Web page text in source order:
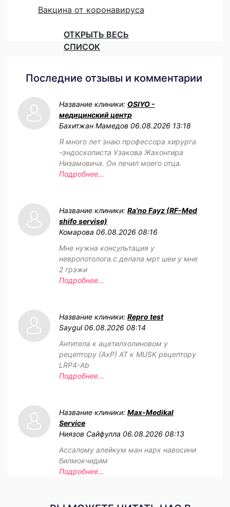
Вакцина от коронавируса
ОТКРЫТЬ ВЕСЬ
СПИСОК
Последние отзывы и комментарии
Название клиники: OSIYO -
медицинский центр
Бахитжан Мамедов 06.08.2026 13:18
Я много лет знаю профессора хирурга
-эндоскописта Узакова Жахонгира
Низамовича. Он лечил моего отца.
Подробнее...
Название клиники: Ra'no Fayz (RF-Med
shifo servise)
Комарова 06.08.2026 08:16
Мне нужна консультация у
невропотолога.с делала мрт шеи у мне
2 грэжи
Подробнее...
Название клиники: Repro test
Saygul 06.08.2026 08:14
Антитела к ацетилхолиновом у
рецептору (АхР) АТ к MUSK рецептору
LRP4-Ab
Подробнее...
Название клиники: Max-Medikal
Service
Ниязов Сайфулла 06.08.2026 08:13
Ассалому алейкум ман нарх навосини
билмокчидим
Подробнее...